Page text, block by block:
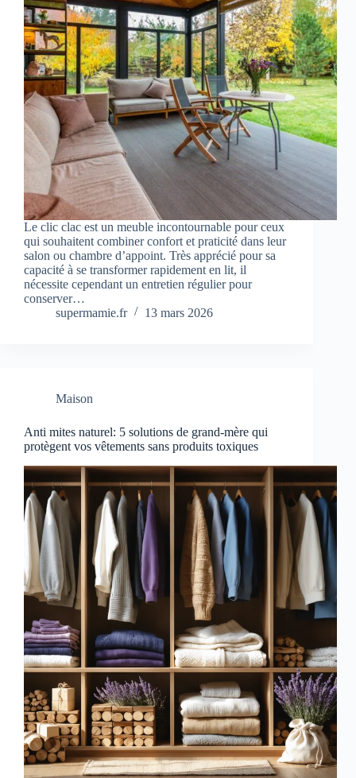
Le clic clac est un meuble incontournable pour ceux
qui souhaitent combiner confort et praticité dans leur
salon ou chambre d’appoint. Très apprécié pour sa
capacité à se transformer rapidement en lit, il
nécessite cependant un entretien régulier pour
conserver…
supermamie.fr
13 mars 2026
Maison
Anti mites naturel: 5 solutions de grand-mère qui
protègent vos vêtements sans produits toxiques